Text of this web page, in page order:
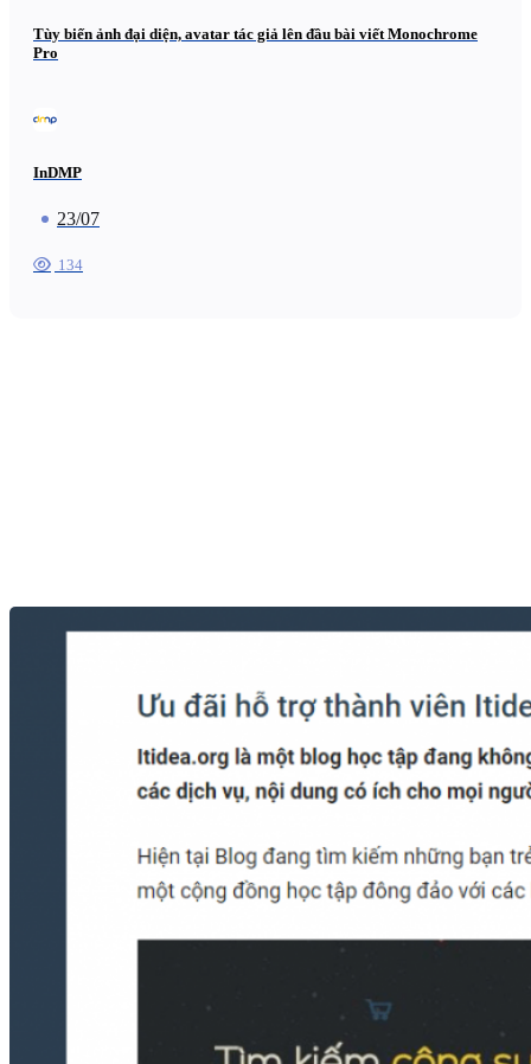
Tùy biến ảnh đại diện, avatar tác giả lên đầu bài viết Monochrome
Pro
InDMP
23/07
134